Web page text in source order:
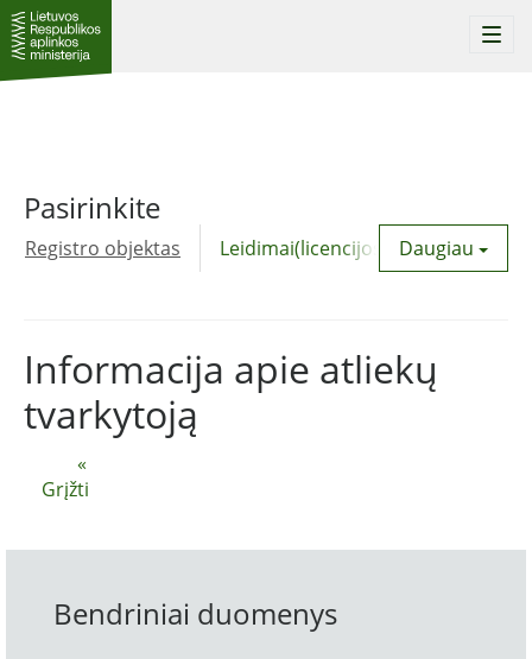
Pasirinkite
Registro objektas Leidimai(licencijos) Daugiau
«
Grįžti
Informacija apie atliekų
tvarkytoją
Bendriniai duomenys